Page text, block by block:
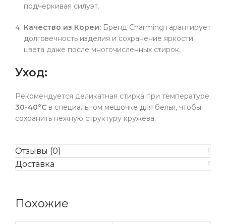
подчеркивая силуэт.
Качество из Кореи: Бренд Charming гарантирует
долговечность изделия и сохранение яркости
цвета даже после многочисленных стирок.
Уход:
Рекомендуется деликатная стирка при температуре
30-40°C в специальном мешочке для белья, чтобы
сохранить нежную структуру кружева.
Отзывы (0)
Доставка
Похожие